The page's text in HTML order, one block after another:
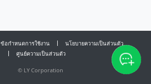
ข้อกำหนดการใช้งาน
นโยบายความเป็นส่วนตัว
ศูนย์ความเป็นส่วนตัว
© LY Corporation